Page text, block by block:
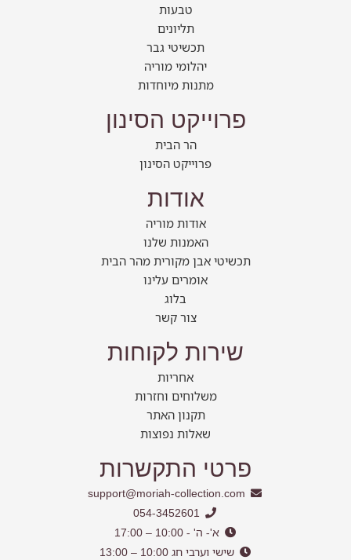
טבעות
תליונים
תכשיטי גבר
יהלומי מוריה
מתנות מיוחדות
פרוייקט הסינון
הר הבית
פרוייקט הסינון
אודות
אודות מוריה
האמנות שלנו
תכשיטי אבן מקורית מהר הבית
אומרים עלינו
בלוג
צור קשר
שירות לקוחות
אחריות
משלוחים וחזרות
תקנון האתר
שאלות נפוצות
פרטי התקשרות
support@moriah-collection.com
054-3452601
א'- ה' - 10:00 – 17:00
שישי וערבי חג 10:00 – 13:00